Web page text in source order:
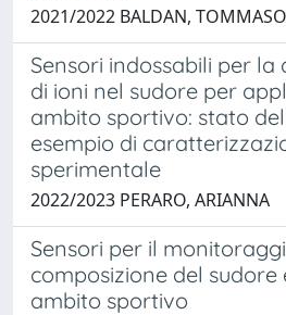
2021/2022 BALDAN, TOMMASO
Sensori indossabili per
di ioni nel sudore per
ambito sportivo: stato
esempio di
sperimentale
2022/2023 PERARO, ARIANNA
Sensori per il
composizione del sudore
ambito sportivo